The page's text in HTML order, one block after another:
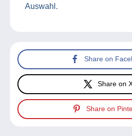
Auswahl.
Share on
Share on
Share on